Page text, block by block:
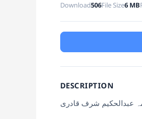
Download506File Size6 MB
DESCRIPTION
عبدالحکیم شرف قادری